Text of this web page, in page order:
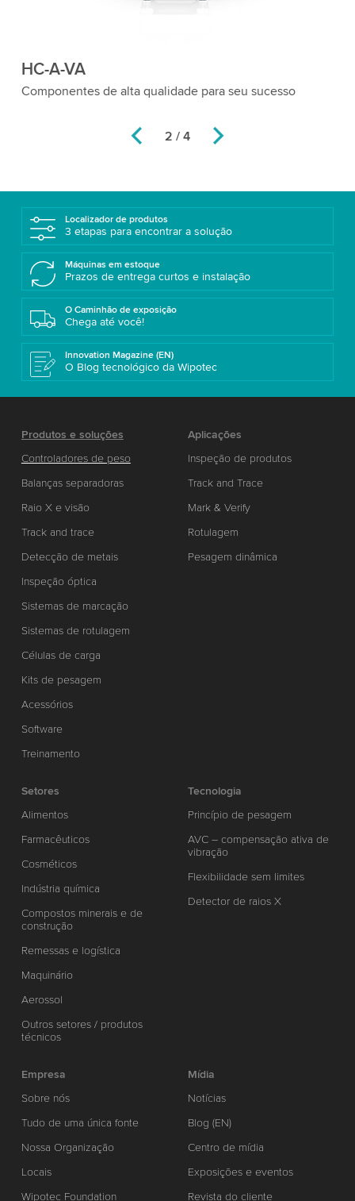
2 / 4
HC-A-VA
Componentes de alta qualidade para seu sucesso
Localizador de produtos
3 etapas para encontrar a solução
Máquinas em estoque
Prazos de entrega curtos e instalação
O Caminhão de exposição
Chega até você!
Innovation Magazine (EN)
O Blog tecnológico da Wipotec
Produtos e soluções
Controladores de peso
Balanças separadoras
Raio X e visão
Track and trace
Detecção de metais
Inspeção óptica
Sistemas de marcação
Sistemas de rotulagem
Células de carga
Kits de pesagem
Acessórios
Software
Treinamento
Aplicações
Inspeção de produtos
Track and Trace
Mark & Verify
Rotulagem
Pesagem dinâmica
Setores
Alimentos
Farmacêuticos
Cosméticos
Indústria química
Compostos minerais e de
construção
Remessas e logística
Maquinário
Aerossol
Outros setores / produtos
técnicos
Tecnologia
Princípio de pesagem
AVC – compensação ativa de
vibração
Flexibilidade sem limites
Detector de raios X
Empresa
Sobre nós
Tudo de uma única fonte
Nossa Organização
Locais
Wipotec Foundation
Mídia
Notícias
Blog (EN)
Centro de mídia
Exposições e eventos
Revista do cliente